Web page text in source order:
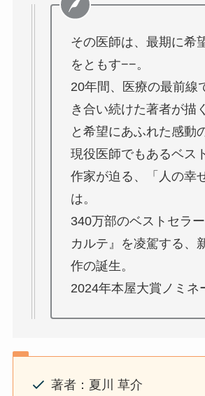
その医師は、最期に希
をともす−−。
20年間、医療の最前線
き合い続けた著者が描
と希望にあふれた感動
現役医師でもあるベス
作家が迫る、「人の幸
は。
340万部のベストセラ
カルテ』を凌駕する、
作の誕生。
2024年本屋大賞ノミネ
著者：夏川 草介